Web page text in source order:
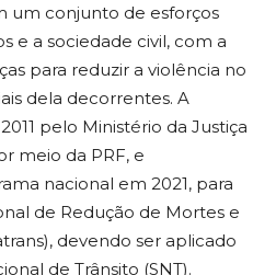
um conjunto de esforços
e a sociedade civil, com a
para reduzir a violência no
dela decorrentes. A
pelo Ministério da Justiça
meio da PRF, e
nacional em 2021, para
de Redução de Mortes e
devendo ser aplicado
de Trânsito (SNT).